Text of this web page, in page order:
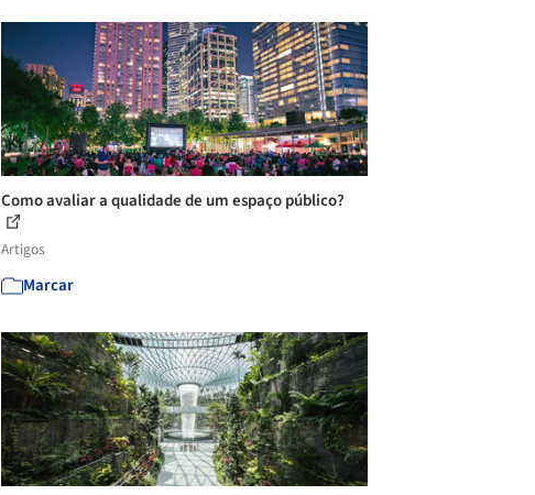
Como avaliar a qualidade de um espaço público?
Artigos
Marcar